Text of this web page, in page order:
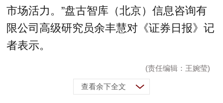
市场活力。”盘古智库（北京）信息咨询有
限公司高级研究员余丰慧对《证券日报》记
者表示。
(责任编辑：王婉莹)
查看余下全文